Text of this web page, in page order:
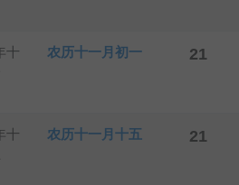
十
农历十一月初一 21
十
农历十一月十五 21